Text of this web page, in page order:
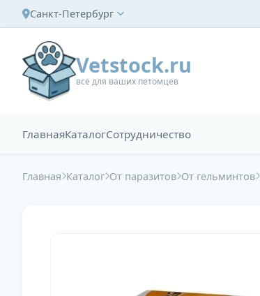
Санкт-Петербург
Vetstock.ru
все для ваших петомцев
ГлавнаяКаталогСотрудничество
Главная Каталог От паразитов От гельминтов